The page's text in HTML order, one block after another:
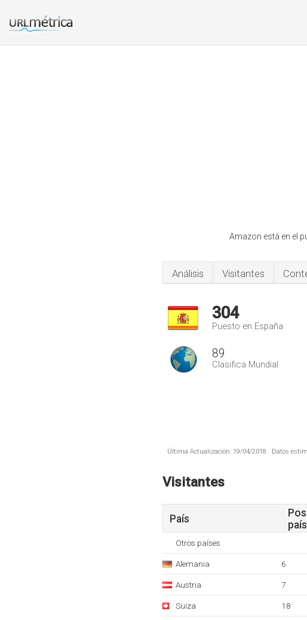
Amazon está en el
Análisis Visitantes
304
Puesto en España
89
Clasifica Mundial
Última Actualización: 19/04/2018 . Datos
Visitantes
País
país
Otros países
Alemania 6
Austria 7
Suiza 18